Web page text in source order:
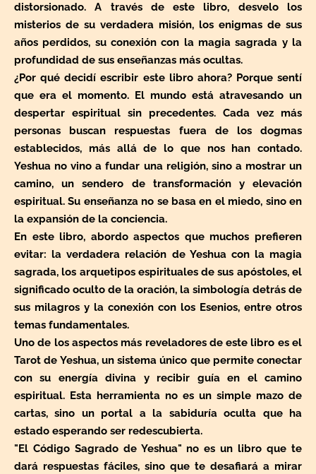
distorsionado. A través de este libro, desvelo los
misterios de su verdadera misión, los enigmas de sus
años perdidos, su conexión con la magia sagrada y la
profundidad de sus enseñanzas más ocultas.
¿Por qué decidí escribir este libro ahora? Porque sentí
que era el momento. El mundo está atravesando un
despertar espiritual sin precedentes. Cada vez más
personas buscan respuestas fuera de los dogmas
establecidos, más allá de lo que nos han contado.
Yeshua no vino a fundar una religión, sino a mostrar un
camino, un sendero de transformación y elevación
espiritual. Su enseñanza no se basa en el miedo, sino en
la expansión de la conciencia.
En este libro, abordo aspectos que muchos prefieren
evitar: la verdadera relación de Yeshua con la magia
sagrada, los arquetipos espirituales de sus apóstoles, el
significado oculto de la oración, la simbología detrás de
sus milagros y la conexión con los Esenios, entre otros
temas fundamentales.
Uno de los aspectos más reveladores de este libro es el
Tarot de Yeshua, un sistema único que permite conectar
con su energía divina y recibir guía en el camino
espiritual. Esta herramienta no es un simple mazo de
cartas, sino un portal a la sabiduría oculta que ha
estado esperando ser redescubierta.
"El Código Sagrado de Yeshua" no es un libro que te
dará respuestas fáciles, sino que te desafiará a mirar